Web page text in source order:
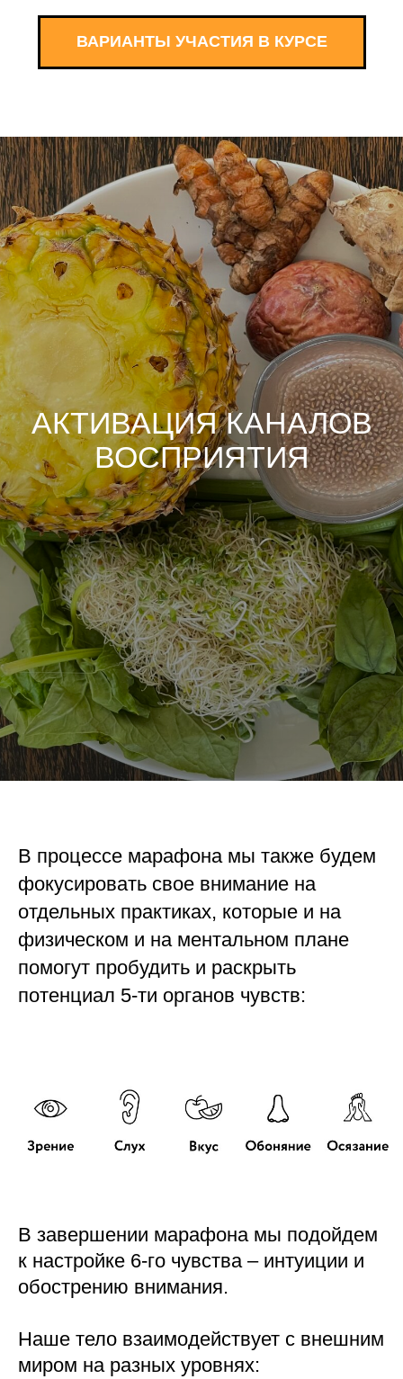
ВАРИАНТЫ УЧАСТИЯ В КУРСЕ
АКТИВАЦИЯ КАНАЛОВ
ВОСПРИЯТИЯ
В процессе марафона мы также будем
фокусировать свое внимание на
отдельных практиках, которые и на
физическом и на ментальном плане
помогут пробудить и раскрыть
потенциал 5-ти органов чувств:
В завершении марафона мы подойдем
к настройке 6-го чувства – интуиции и
обострению внимания.
Наше тело взаимодействует с внешним
миром на разных уровнях: